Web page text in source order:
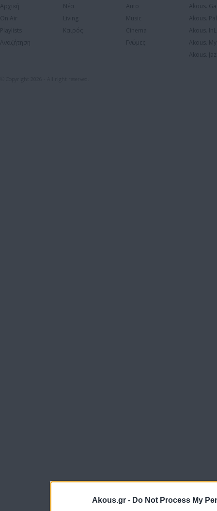
Akous.gr - Do Not Process My
Αρχική
On Air
Playlists
Αναζήτηση
Νέα
Living
Καιρός
Auto
Music
Cinema
Γνώμες
Akous.
Akous.
Akous.
Akous.
Akous.